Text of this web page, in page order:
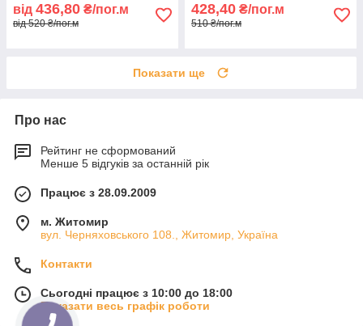
від 436,80 ₴/пог.м
від 520 ₴/пог.м
428,40 ₴/пог.м
510 ₴/пог.м
Показати ще
Про нас
Рейтинг не сформований
Менше 5 відгуків за останній рік
Працює з 28.09.2009
м. Житомир
вул. Черняховського 108., Житомир, Україна
Контакти
Сьогодні працює з 10:00 до 18:00
Показати весь графік роботи